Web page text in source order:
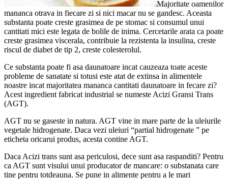
Majoritate oamenilor
mananca otrava in fiecare zi si nici macar nu se gandesc. Aceasta
substanta poate creste grasimea de pe stomac si consumul unui
cantitati mici este legata de bolile de inima. Cercetarile arata ca poate
creste grasimea viscerala, contribuie la rezistenta la insulina, creste
riscul de diabet de tip 2, creste colesterolul.
Ce substanta poate fi asa daunatoare incat cauzeaza toate aceste
probleme de sanatate si totusi este atat de extinsa in alimentele
noastre incat majoritatea mananca cantitati daunatoare in fecare zi?
Acest ingredient fabricat industrial se numeste Acizi Gransi Trans
(AGT).
AGT nu se gaseste in natura. AGT vine in mare parte de la uleiurile
vegetale hidrogenate. Daca vezi uleiuri “partial hidrogenate ” pe
eticheta oricarui produs, acesta contine AGT.
Daca Acizi trans sunt asa periculosi, dece sunt asa raspanditi? Pentru
ca AGT sunt visului unui producator de mancare: o substanata care
tine pentru totdeauna. Se pune in alimente pentru a le mari